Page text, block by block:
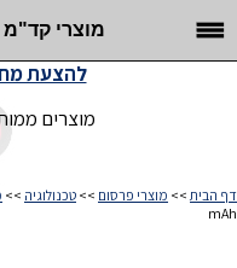
מוצרי
מוצרים
להצעת
דף הבית >> מוצרי פרסום >> טכנולוגיה >>
mAh